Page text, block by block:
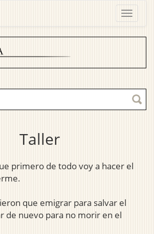
Taller
primero de todo voy a hacer el
que emigrar para salvar el
de nuevo para no morir en el